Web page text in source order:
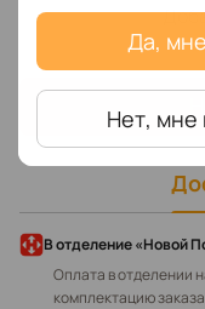
Да,
Нет, мне
В отделение «Новой
Оплата в отделении
комплектацию